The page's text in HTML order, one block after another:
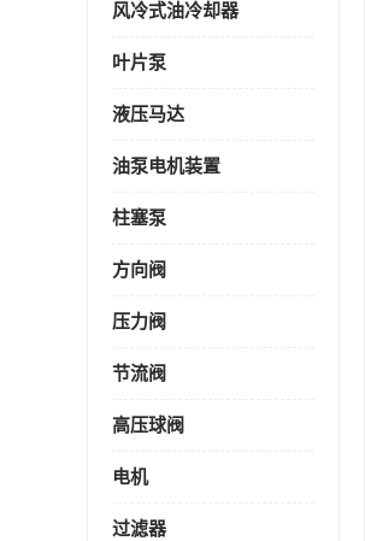
风冷式油冷却器
叶片泵
液压马达
油泵电机装置
柱塞泵
方向阀
压力阀
节流阀
高压球阀
电机
过滤器